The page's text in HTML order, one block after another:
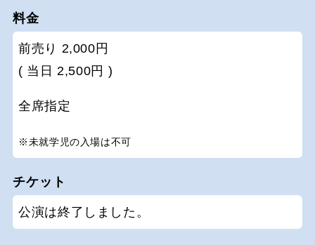
料金
前売り 2,000円
( 当日 2,500円 )
全席指定
※未就学児の入場は不可
チケット
公演は終了しました。